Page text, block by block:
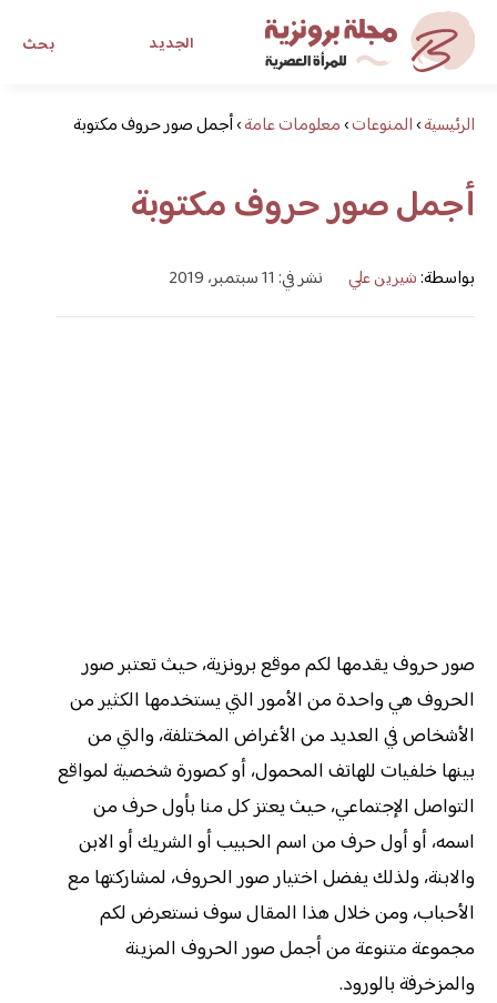
بحث الجديد
مجلة برونزية للفتاة العصرية
ابحث عن أي موضوع يهمك
الرئيسية›المنوعات›معلومات عامة›أجمل صور حروف مكتوبة
أجمل صور حروف مكتوبة
بواسطة:شيرين علي نشر في: 11 سبتمبر، 2019
صور حروف يقدمها لكم موقع برونزية، حيث تعتبر صور
الحروف هي واحدة من الأمور التي يستخدمها الكثير من
الأشخاص في العديد من الأغراض المختلفة، والتي من
بينها خلفيات للهاتف المحمول، أو كصورة شخصية لمواقع
التواصل الإجتماعي، حيث يعتز كل منا بأول حرف من
اسمه، أو أول حرف من اسم الحبيب أو الشريك أو الابن
والابنة، ولذلك يفضل اختيار صور الحروف، لمشاركتها مع
الأحباب، ومن خلال هذا المقال سوف نستعرض لكم
مجموعة متنوعة من أجمل صور الحروف المزينة
والمزخرفة بالورود.